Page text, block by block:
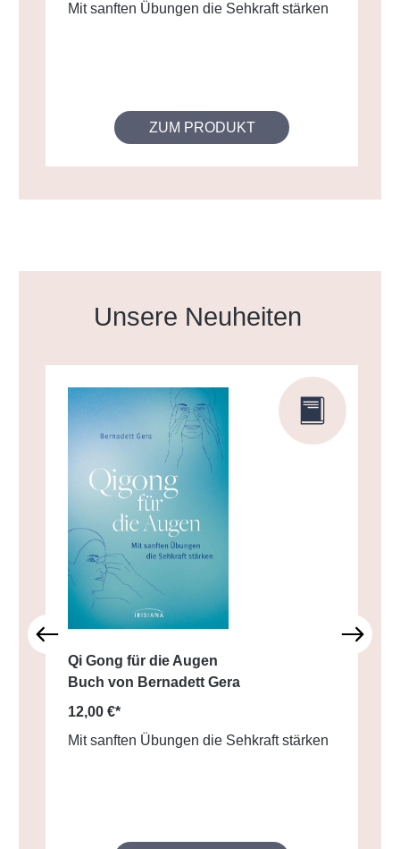
Mit sanften Übungen die Sehkraft stärken
ZUM PRODUKT
Produktgalerie überspringen
Unsere Neuheiten
Qi Gong für die Augen
Buch von Bernadett Gera
12,00 €*
Mit sanften Übungen die Sehkraft stärken